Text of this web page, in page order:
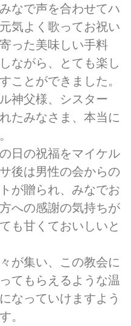
なで声を合わせてハ
気よく歌ってお祝い
った美味しい手料
ながら、とても楽し
ことができました。
神父様、シスター
たみなさま、本当に
日の祝福をマイケル
後は男性の会からの
が贈られ、みなでお
への感謝の気持ちが
も甘くておいしいと
が集い、この教会に
てもらえるような温
なっていけますよう
。